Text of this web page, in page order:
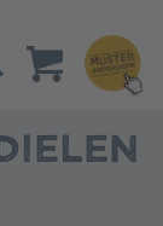
Suche